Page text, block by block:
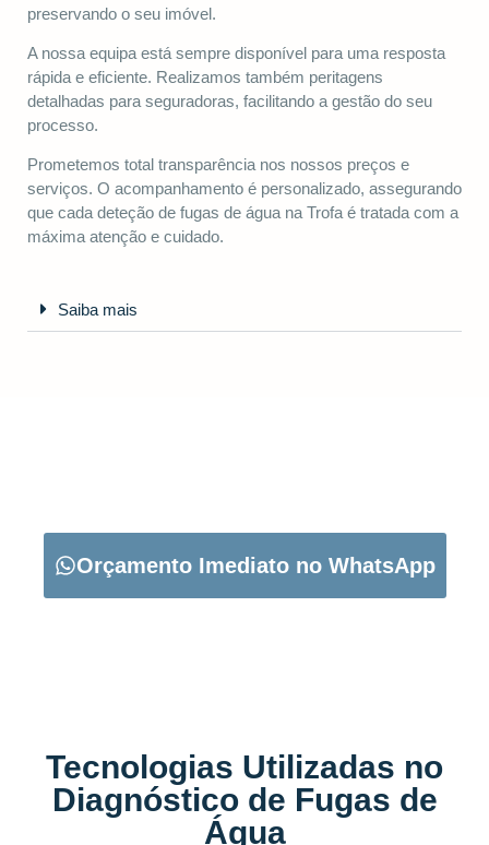
preservando o seu imóvel.
A nossa equipa está sempre disponível para uma resposta
rápida e eficiente. Realizamos também peritagens
detalhadas para seguradoras, facilitando a gestão do seu
processo.
Prometemos total transparência nos nossos preços e
serviços. O acompanhamento é personalizado, assegurando
que cada deteção de fugas de água na Trofa é tratada com a
máxima atenção e cuidado.
Saiba mais
Orçamento Imediato no WhatsApp
Tecnologias Utilizadas no
Diagnóstico de Fugas de
Água